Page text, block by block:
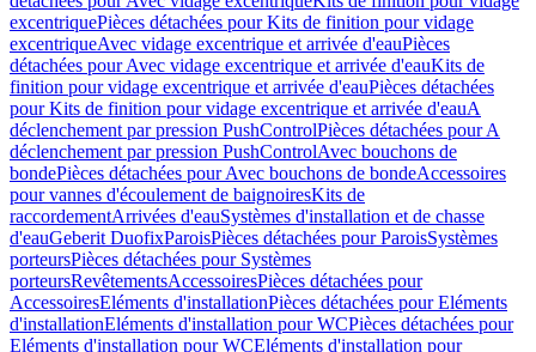
excentriquePièces détachées pour Kits de finition pour vidage
excentriqueAvec vidage excentrique et arrivée d'eauPièces
détachées pour Avec vidage excentrique et arrivée d'eauKits de
finition pour vidage excentrique et arrivée d'eauPièces détachées
pour Kits de finition pour vidage excentrique et arrivée d'eauA
déclenchement par pression PushControlPièces détachées pour A
déclenchement par pression PushControlAvec bouchons de
bondePièces détachées pour Avec bouchons de bondeAccessoires
pour vannes d'écoulement de baignoiresKits de
raccordementArrivées d'eauSystèmes d'installation et de chasse
d'eauGeberit DuofixParoisPièces détachées pour ParoisSystèmes
porteursPièces détachées pour Systèmes
porteursRevêtementsAccessoiresPièces détachées pour
AccessoiresEléments d'installationPièces détachées pour Eléments
d'installationEléments d'installation pour WCPièces détachées pour
Eléments d'installation pour WCEléments d'installation pour